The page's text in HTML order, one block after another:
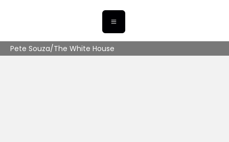
Pete Souza/The White House